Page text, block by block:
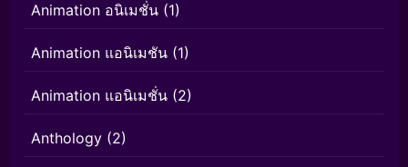
Animation อนิเมชั่น (1)
Animation แอนิเมชัน (1)
Animation แอนิเมชั่น (2)
Anthology (2)